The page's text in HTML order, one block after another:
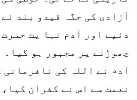
آزادی کی جگہ قیدو بند
دئیے اور آدم نہا یت
چھوڑنے پر مجبور ہو گیا۔
آدم نے اللہ کی نافرمانی
نعمت سے اس نے کفران